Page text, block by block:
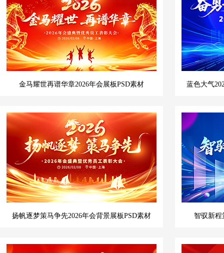
金马耀世再谱华章2026年会展板PSD素材 蓝色大气
扬帆逐梦策马争先2026年会背景展板PSD素材 智驭新程